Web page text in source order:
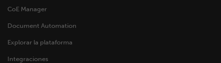
CoE Manager
Document Automation
Explorar la plataforma
Integraciones